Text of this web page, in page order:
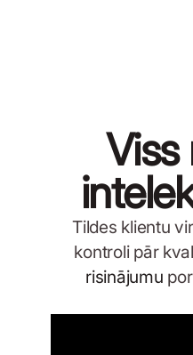
Viss
Tildes klientu
kontroli pār
risinājumu